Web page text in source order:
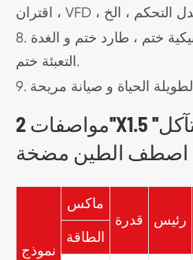
8. رمح ختم تعتمد الميكانيكية ختم ، طارد ختم و الغدة
التعبئة ختم.
مواصفات 2''X1.5 ''البولي يوريثين تآكل
اصطف الطين مضخة
نموذج
ماكس
قدرة
رئيس
الطاقة